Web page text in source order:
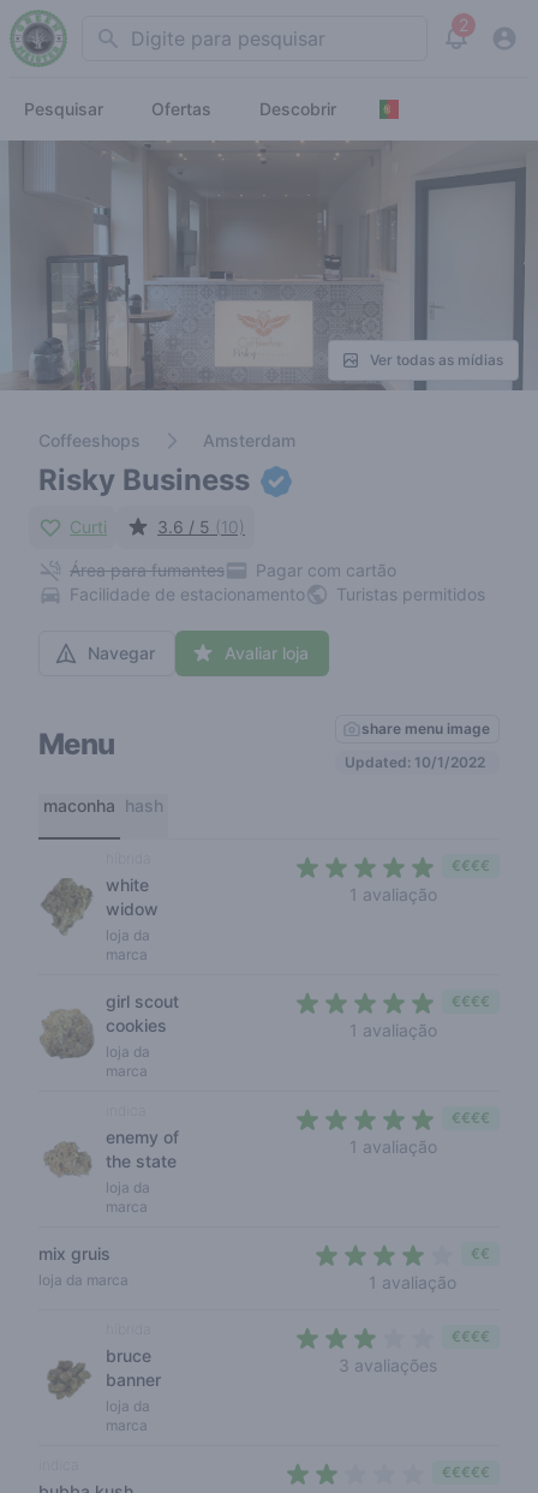
Search 2
View
Pesquisar Ofertas Descobrir
Ver todas as mídias
Coffeeshops Amsterdam
Risky Business
Curti 3.6 / 5 (10)
Área para fumantes
Pagar com cartão
Facilidade de estacionamento
Turistas permitidos
Navegar Avaliar loja
Menu
share menu image
Updated: 10/1/2022
maconha hash
white
widow
loja da
marca
1 avaliação
€€€€
girl scout
cookies
loja da
marca
1 avaliação
€€€€
enemy of
the state
loja da
marca
1 avaliação
€€€€
mix gruis
loja da marca 1 avaliação
€€
bruce
banner
loja da
marca
3 avaliações
€€€€
€€€€€